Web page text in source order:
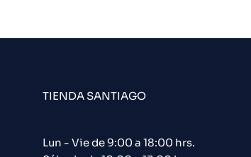
TIENDA SANTIAGO
Lun - Vie de 9:00 a 18:00 hrs.